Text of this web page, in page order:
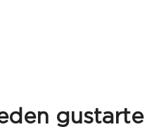
gustarte